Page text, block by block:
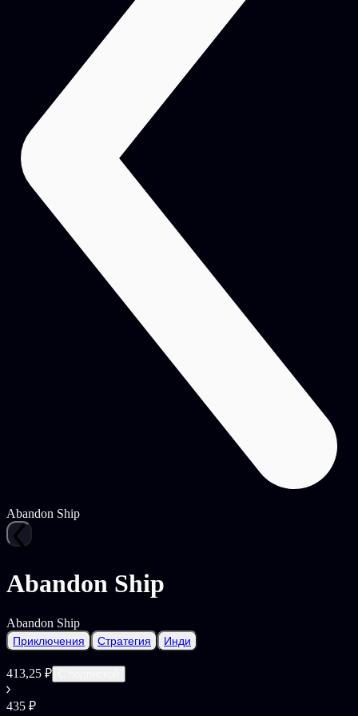
Abandon Ship
Abandon Ship
Abandon Ship
Приключения Стратегия Инди
413,25 ₽
435 ₽